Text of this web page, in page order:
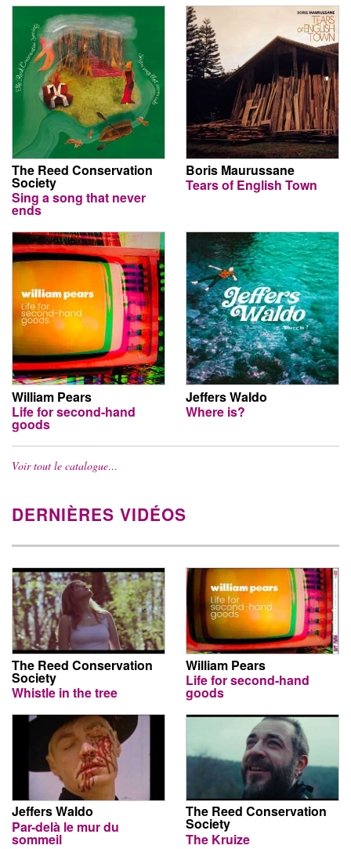
The Reed Conservation
Society
Sing a song that never
ends
Boris Maurussane
Tears of English Town
William Pears
Life for second-hand
goods
Jeffers Waldo
Where is?
Voir tout le catalogue…
DERNIÈRES VIDÉOS
The Reed Conservation
Society
Whistle in the tree
William Pears
Life for second-hand
goods
Jeffers Waldo
Par-delà le mur du
sommeil
The Reed Conservation
Society
The Kruize